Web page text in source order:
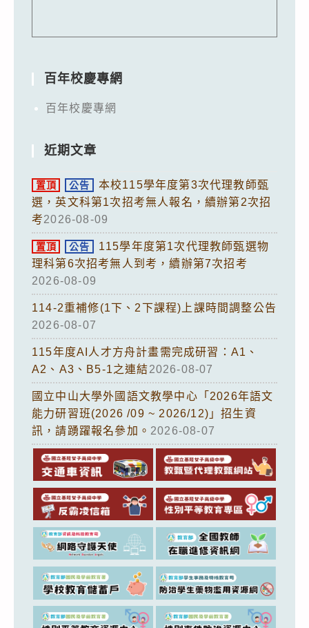
百年校慶專網
百年校慶專網
近期文章
置頂 公告
本校115學年度第3次代理教師甄
選，英文科第1次招考無人報名，續辦第2次招
考2026-08-09
置頂 公告
115學年度第1次代理教師甄選物
理科第6次招考無人到考，續辦第7次招考
2026-08-09
114-2重補修(1下、2下課程)上課時間調整公告
2026-08-07
115年度AI人才方舟計畫需完成研習：A1、
A2、A3、B5-1之連結2026-08-07
國立中山大學外國語文教學中心「2026年語文
能力研習班(2026 /09 ~ 2026/12)」招生資
訊，請踴躍報名參加。 2026-08-07